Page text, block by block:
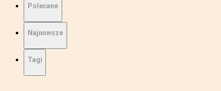
Polecane
Najnowsze
Tagi